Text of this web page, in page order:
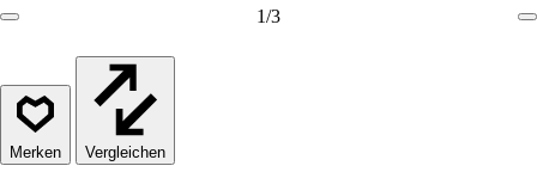
1/3
Vergleichen